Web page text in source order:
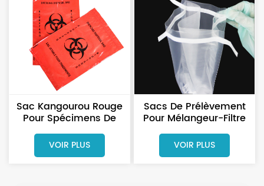
Sac Kangourou Rouge
Pour Spécimens De
Matières Biologiques
Dangereuses Avec
Fermeture Éclair
VOIR PLUS
Sacs De Prélèvement
Pour Mélangeur-Filtre
De Laboratoire Médical
Avec Fermeture
Métallique
VOIR PLUS